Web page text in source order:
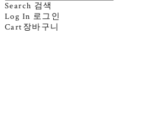
Search 검색
Log In 로그인
Cart 장바구니